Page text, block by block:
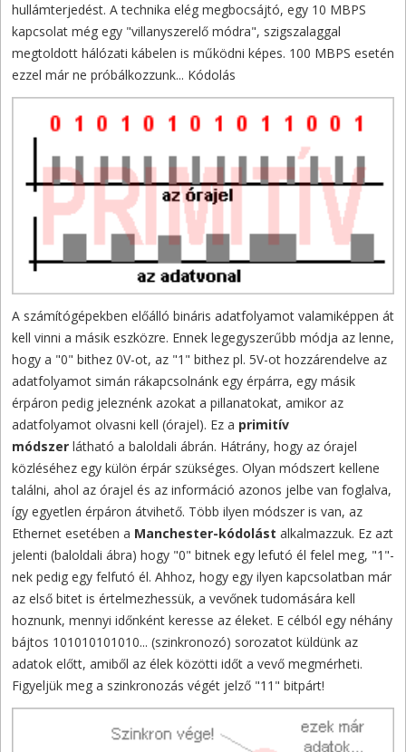
hullámterjedést. A technika elég megbocsájtó, egy 10 MBPS
kapcsolat még egy "villanyszerelő módra", szigszalaggal
megtoldott hálózati kábelen is működni képes. 100 MBPS esetén
ezzel már ne próbálkozzunk... Kódolás
A számítógépekben előálló bináris adatfolyamot valamiképpen át
kell vinni a másik eszközre. Ennek legegyszerűbb módja az lenne,
hogy a "0" bithez 0V-ot, az "1" bithez pl. 5V-ot hozzárendelve az
adatfolyamot simán rákapcsolnánk egy érpárra, egy másik
érpáron pedig jeleznénk azokat a pillanatokat, amikor az
adatfolyamot olvasni kell (órajel). Ez a primitív
módszer látható a baloldali ábrán. Hátrány, hogy az órajel
közléséhez egy külön érpár szükséges. Olyan módszert kellene
találni, ahol az órajel és az információ azonos jelbe van foglalva,
így egyetlen érpáron átvihető. Több ilyen módszer is van, az
Ethernet esetében a Manchester-kódolást alkalmazzuk. Ez azt
jelenti (baloldali ábra) hogy "0" bitnek egy lefutó él felel meg, "1"-
nek pedig egy felfutó él. Ahhoz, hogy egy ilyen kapcsolatban már
az első bitet is értelmezhessük, a vevőnek tudomására kell
hoznunk, mennyi időnként keresse az éleket. E célból egy néhány
bájtos 101010101010... (szinkronozó) sorozatot küldünk az
adatok előtt, amiből az élek közötti időt a vevő megmérheti.
Figyeljük meg a szinkronozás végét jelző "11" bitpárt!